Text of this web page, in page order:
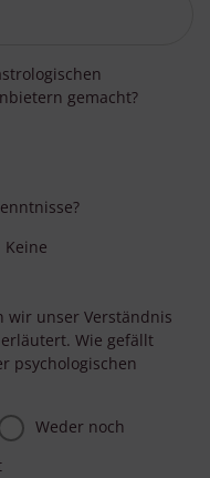
gemacht?
Keine
wir unser Verständnis
Wie gefällt
psychologischen
Weder noch